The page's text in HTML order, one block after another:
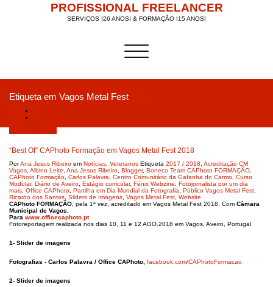
PROFISSIONAL FREELANCER
SERVIÇOS I26 ANOSI & FORMAÇÃO I15 ANOSI
Alternar a navegação
Etiqueta em Vagos Metal Fest
“Best Of” CAPhoto Formação em Vagos Metal Fest 2018
PorAna Jesus Ribeiro em Notícias Veteranos Etiqueta 2017 / 2018 Acreditação CM
Vagos Albino Leite Ana Jesus Ribeiro Blogger, Boneco Team CAPhoto FORMAÇÃO
CAPhoto Formação Carlos Palavra Centro Comunitário da Gafanha do Carmo Curso
Modular, Diário de Aveiro Estágio curricular, Fénix Webzine
Fotojornalista por um dia
mais Office CAPhoto Partilha em Dia Mundial da Fotografia Público Vagos Metal Fest
Ricardo dos Santos Sliders de Imagens Vagos Metal Fest Website
CAPhoto FORMAÇÃO , pela 1ª vez, acreditado em Vagos Metal Fest 2018. Com Câmara
Municipal de Vagos.
Para www.officecaphoto.pt
Fotoreportagem realizada nos dias 10, 11 e 12 AGO.2018 em Vagos, Aveiro, Portugal.
1- Slider de imagens
Fotografias - Carlos Palavra / Office CAPhoto, facebook.com/CAPhotoFormacao
2- Slider de imagens